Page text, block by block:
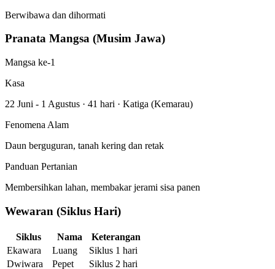
Berwibawa dan dihormati
Pranata Mangsa (Musim Jawa)
Mangsa ke-1
Kasa
22 Juni - 1 Agustus · 41 hari · Katiga (Kemarau)
Fenomena Alam
Daun berguguran, tanah kering dan retak
Panduan Pertanian
Membersihkan lahan, membakar jerami sisa panen
Wewaran (Siklus Hari)
Siklus Nama
Keterangan
Ekawara
Luang
Siklus 1 hari
Dwiwara
Pepet
Siklus 2 hari